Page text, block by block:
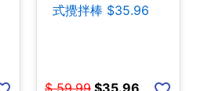
式攪拌棒 $35.96
$ 59.99 $35.96